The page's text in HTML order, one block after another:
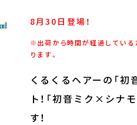
8月30日登場！
※出荷から時間が経過している
ります。
くるくるヘアーの「初
ト！「初音ミク×シナ
す！